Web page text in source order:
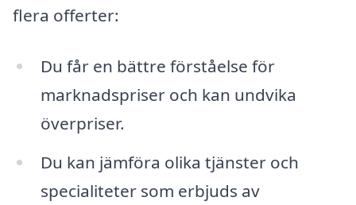
flera offerter:
Du får en bättre förståelse för
marknadspriser och kan undvika
överpriser.
Du kan jämföra olika tjänster och
specialiteter som erbjuds av